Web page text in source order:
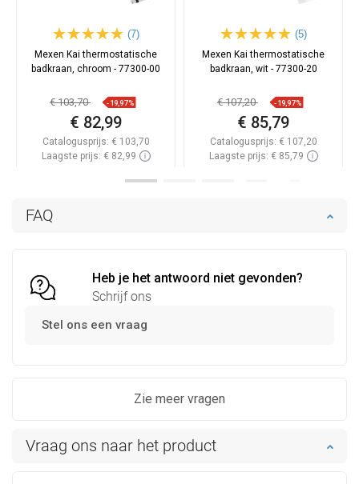
FAQ
Heb je het antwoord niet gevonden?
Schrijf ons
Stel ons een vraag
Zie meer vragen
Vraag ons naar het product
(7)
Mexen Kai thermostatische
badkraan, chroom - 77300-00
€ 103,70 -19,97%
€ 82,99
Catalogusprijs: € 103,70
Laagste prijs: € 82,99
(5)
Mexen Kai thermostatische
badkraan, wit - 77300-20
€ 107,20 -19,97%
€ 85,79
Catalogusprijs: € 107,20
Laagste prijs: € 85,79